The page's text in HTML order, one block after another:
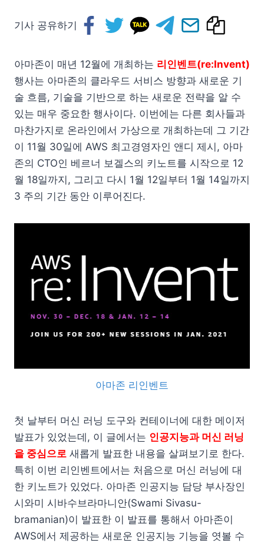
기사 공유하기
아마존이 매년 12월에 개최하는 리인벤트(re:Invent)
행사는 아마존의 클라우드 서비스 방향과 새로운 기
술 흐름, 기술을 기반으로 하는 새로운 전략을 알 수
있는 매우 중요한 행사이다. 이번에는 다른 회사들과
마찬가지로 온라인에서 가상으로 개최하는데 그 기간
이 11월 30일에 AWS 최고경영자인 앤디 제시, 아마
존의 CTO인 베르너 보겔스의 키노트를 시작으로 12
월 18일까지, 그리고 다시 1월 12일부터 1월 14일까지
3 주의 기간 동안 이루어진다.
아마존 리인벤트
첫 날부터 머신 러닝 도구와 컨테이너에 대한 메이저
발표가 있었는데, 이 글에서는 인공지능과 머신 러닝
을 중심으로 새롭게 발표한 내용을 살펴보기로 한다.
특히 이번 리인벤트에서는 처음으로 머신 러닝에 대
한 키노트가 있었다. 아마존 인공지능 담당 부사장인
시와미 시바수브라마니안(Swami Sivasu-
bramanian)이 발표한 이 발표를 통해서 아마존이
AWS에서 제공하는 새로운 인공지능 기능을 엿볼 수